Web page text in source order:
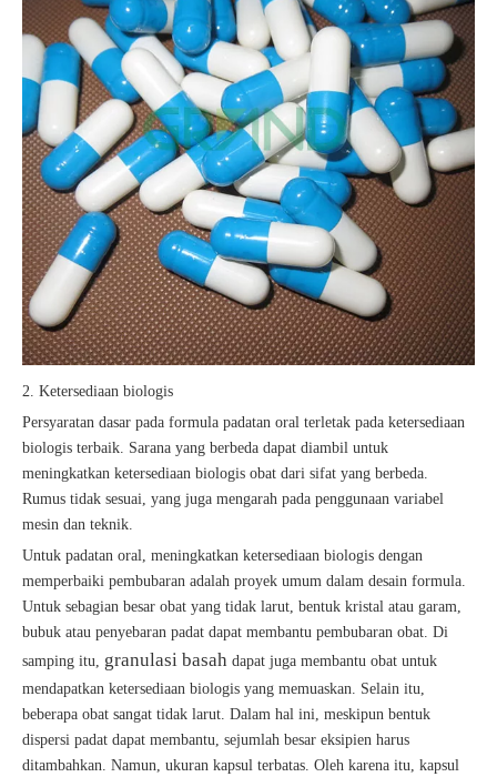
2. Ketersediaan biologis
Persyaratan dasar pada formula padatan oral terletak pada ketersediaan
biologis terbaik. Sarana yang berbeda dapat diambil untuk
meningkatkan ketersediaan biologis obat dari sifat yang berbeda.
Rumus tidak sesuai, yang juga mengarah pada penggunaan variabel
mesin dan teknik.
Untuk padatan oral, meningkatkan ketersediaan biologis dengan
memperbaiki pembubaran adalah proyek umum dalam desain formula.
Untuk sebagian besar obat yang tidak larut, bentuk kristal atau garam,
bubuk atau penyebaran padat dapat membantu pembubaran obat. Di
samping itu, granulasi basah dapat juga membantu obat untuk
mendapatkan ketersediaan biologis yang memuaskan. Selain itu,
beberapa obat sangat tidak larut. Dalam hal ini, meskipun bentuk
dispersi padat dapat membantu, sejumlah besar eksipien harus
ditambahkan. Namun, ukuran kapsul terbatas. Oleh karena itu, kapsul